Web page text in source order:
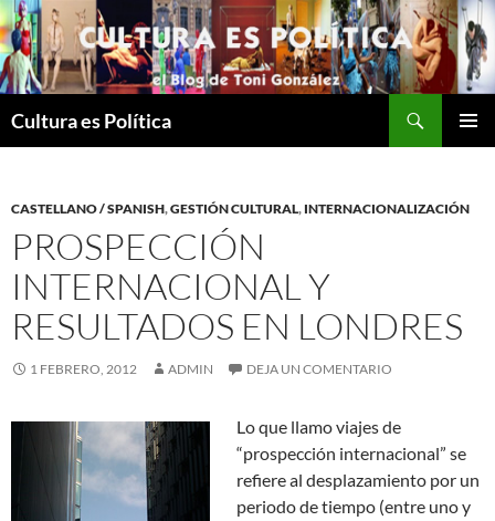
Saltar
al
contenido
Cultura es Política
CASTELLANO / SPANISH,GESTIÓN CULTURAL, INTERNACIONALIZACIÓN
PROSPECCIÓN
INTERNACIONAL Y
RESULTADOS EN LONDRES
1 FEBRERO, 2012 ADMIN DEJA UN COMENTARIO
Lo que llamo viajes de
“prospección internacional” se
refiere al desplazamiento por un
periodo de tiempo (entre uno y